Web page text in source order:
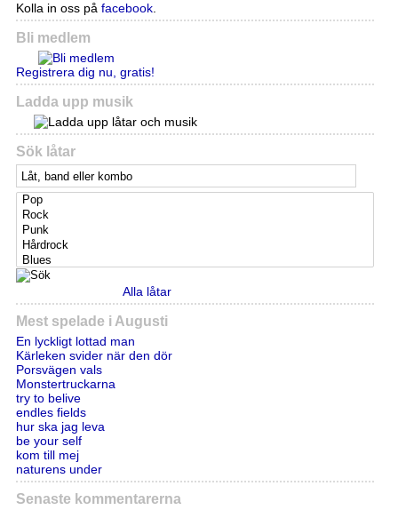
Kolla in oss på facebook.
Bli medlem
Registrera dig nu, gratis!
Ladda upp musik
Sök låtar
Alla låtar
Mest spelade i Augusti
En lyckligt lottad man
Kärleken svider när den dör
Porsvägen vals
Monstertruckarna
try to belive
endles fields
hur ska jag leva
be your self
kom till mej
naturens under
Senaste kommentarerna